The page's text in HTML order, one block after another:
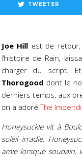
TWEETER
Joe Hill est de
l’histoire de Rain,
charger du script.
Thorogood dont le
derniers temps, aux
on a adoréThe
Honeysuckle vit à
soleil irradie.
amie lorsque soudain,